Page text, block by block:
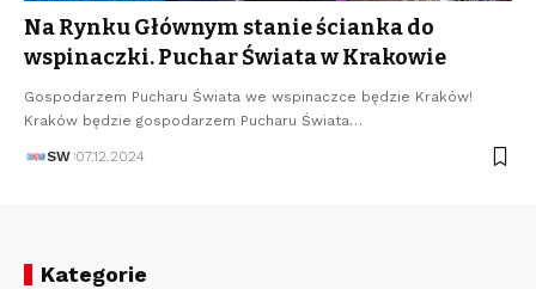
Na Rynku Głównym stanie ścianka do
wspinaczki. Puchar Świata w Krakowie
Gospodarzem Pucharu Świata we wspinaczce będzie Kraków!
Kraków będzie gospodarzem Pucharu Świata…
SW 07.12.2024
Kategorie